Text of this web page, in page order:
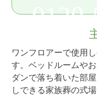
ワンフロアーで使用
す。ベッドルームや
ダンで落ち着いた部
しできる家族葬の式場